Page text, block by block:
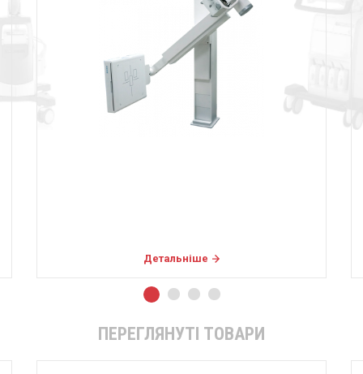
Детальніше
ПЕРЕГЛЯНУТІ ТОВАРИ